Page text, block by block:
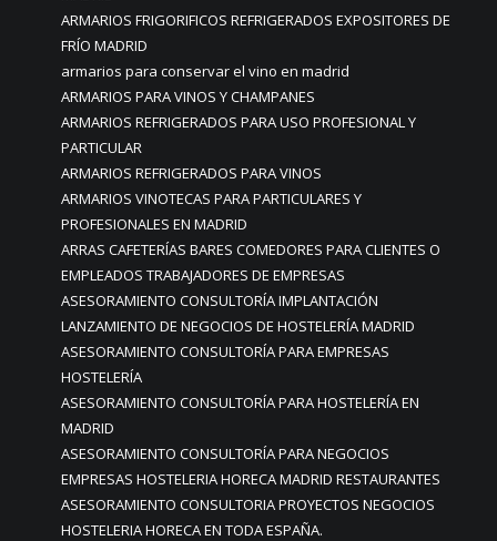
ARMARIOS FRIGORIFICOS REFRIGERADOS EXPOSITORES DE
FRÍO MADRID
armarios para conservar el vino en madrid
ARMARIOS PARA VINOS Y CHAMPANES
ARMARIOS REFRIGERADOS PARA USO PROFESIONAL Y
PARTICULAR
ARMARIOS REFRIGERADOS PARA VINOS
ARMARIOS VINOTECAS PARA PARTICULARES Y
PROFESIONALES EN MADRID
ARRAS CAFETERÍAS BARES COMEDORES PARA CLIENTES O
EMPLEADOS TRABAJADORES DE EMPRESAS
ASESORAMIENTO CONSULTORÍA IMPLANTACIÓN
LANZAMIENTO DE NEGOCIOS DE HOSTELERÍA MADRID
ASESORAMIENTO CONSULTORÍA PARA EMPRESAS
HOSTELERÍA
ASESORAMIENTO CONSULTORÍA PARA HOSTELERÍA EN
MADRID
ASESORAMIENTO CONSULTORÍA PARA NEGOCIOS
EMPRESAS HOSTELERIA HORECA MADRID RESTAURANTES
ASESORAMIENTO CONSULTORIA PROYECTOS NEGOCIOS
HOSTELERIA HORECA EN TODA ESPAÑA.